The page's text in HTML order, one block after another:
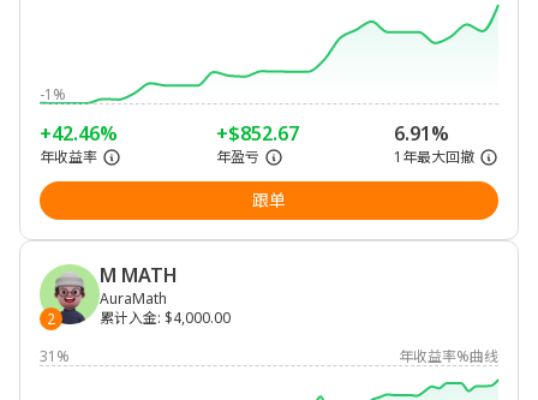
-1%
+42.46%
年收益率
+$852.67
年盈亏
6.91%
1年最大回撤
跟单
2
M MATH
AuraMath
累计入金: $4,000.00
31%
年收益率%曲线